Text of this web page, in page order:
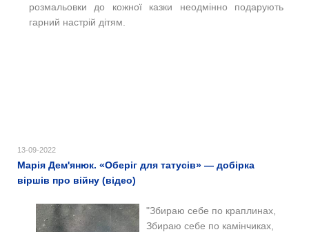
розмальовки до кожної казки неодмінно подарують
гарний настрій дітям.
13-09-2022
Марія Дем'янюк. «Оберіг для татусів» — добірка
віршів про війну (відео)
"Збираю себе по краплинах,
Збираю себе по камінчиках,